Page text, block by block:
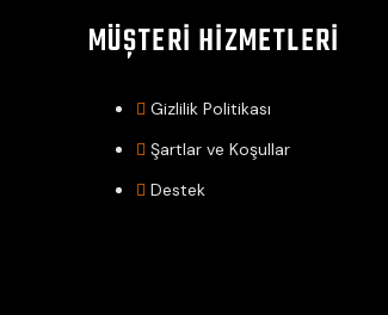
MÜŞTERI HIZMETLERI
Gizlilik Politikası
Şartlar ve Koşullar
Destek